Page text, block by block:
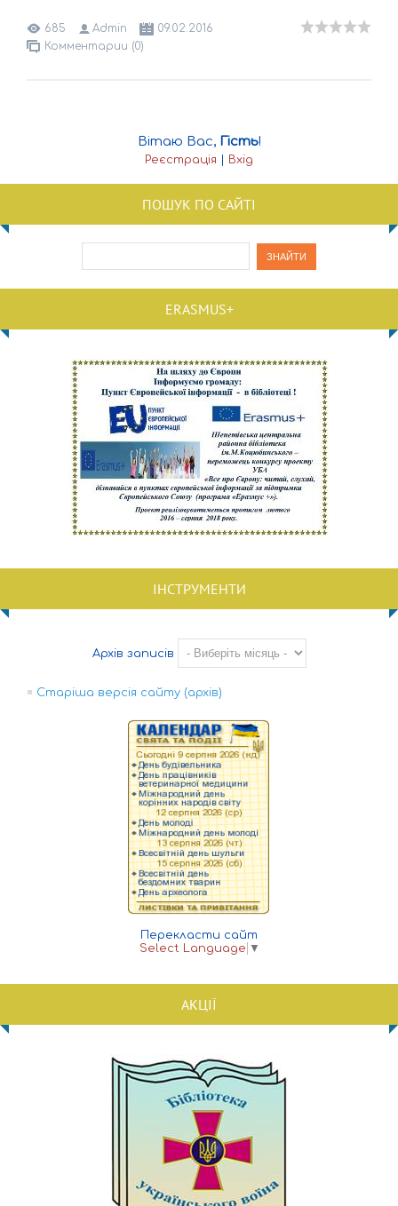
685 Admin
09.02.2016
Комментарии (0)
Вітаю Вас, Гість!
Реєстрація Вхід
ПОШУК ПО САЙТІ
ERASMUS+
ІНСТРУМЕНТИ
Архів записів
Старіша версія сайту (архів)
Перекласти сайт
Select Language ▼
АКЦІЇ